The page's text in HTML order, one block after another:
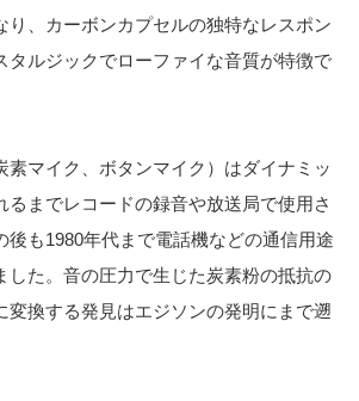
り、カーボンカプセルの独特なレスポン
タルジックでローファイな音質が特徴で
素マイク、ボタンマイク）はダイナミッ
るまでレコードの録音や放送局で使用さ
後も1980年代まで電話機などの通信用途
した。音の圧力で生じた炭素粉の抵抗の
変換する発見はエジソンの発明にまで遡